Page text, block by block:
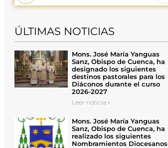
ÚLTIMAS NOTICIAS
Mons. José María Yanguas
Sanz, Obispo de Cuenca, ha
designado los siguientes
destinos pastorales para los
Diáconos durante el curso
2026-2027
Leer noticia »
Mons. José María Yanguas
Sanz, Obispo de Cuenca, ha
realizado los siguientes
Nombramientos Diocesanos